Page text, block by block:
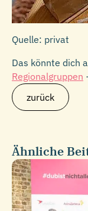
Quelle: privat
Das könnte dich
Regionalgruppen ·
zurück
Ähnliche